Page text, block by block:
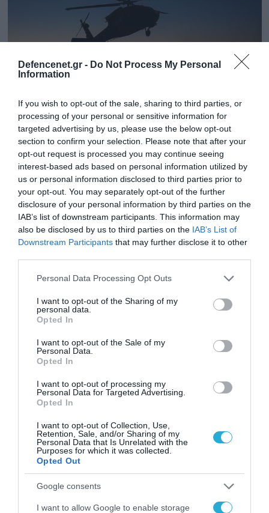
Defencenet.gr - Do Not Process My Personal
Information
If you wish to opt-out of the sale, sharing to third parties, or
processing of your personal or sensitive information for
targeted advertising by us, please use the below opt-out
section to confirm your selection. Please note that after your
opt-out request is processed you may continue seeing
interest-based ads based on personal information utilized by
us or personal information disclosed to third parties prior to
your opt-out. You may separately opt-out of the further
disclosure of your personal information by third parties on the
IAB’s list of downstream participants. This information may
also be disclosed by us to third parties on the IAB’s List of
Downstream Participants that may further disclose it to other
Please note that this website/app uses one or more Google
not limited to your visit or usage behaviour. You may click to
grant or deny consent to Google and its third-party tags to
use your data for below specified purposes in below Google
consent section.
Personal Data Processing Opt Outs
I want to opt-out of the Sharing of my
personal data.
Opted In
I want to opt-out of the Sale of my
Personal Data.
Opted In
I want to opt-out of processing my
Personal Data for Targeted Advertising.
Opted In
I want to opt-out of Collection, Use,
Retention, Sale, and/or Sharing of my
Personal Data that Is Unrelated with the
Purposes for which it was collected.
Opted Out
Google consents
I want to allow Google to enable storage
04.02.2024 | 07:42
Τουρκία: Συνετρίβη ελικόπτερο της
αστυνομίας στο Γκαζιαντέπ – Δύο νεκροί και
ένας τραυματίας (φώτο-βίντεο)
Είχε απογειωθεί από το αεροδρόμιο του Χατάι
31.01.2024 | 06:10
Συνετρίβη μαχητικό αεροσκάφος F-16 των
ΗΠΑ στα ανοικτά της Νότιας Κορέας –
Σώθηκε ο πιλότος
Πρόκειται για την τρίτη συντριβή αμερικανικού
καταδιωκτικού αυτού του τύπου στη Ν.Κορέα από
τον Μάιο του 2023